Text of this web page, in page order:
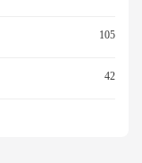
105
42